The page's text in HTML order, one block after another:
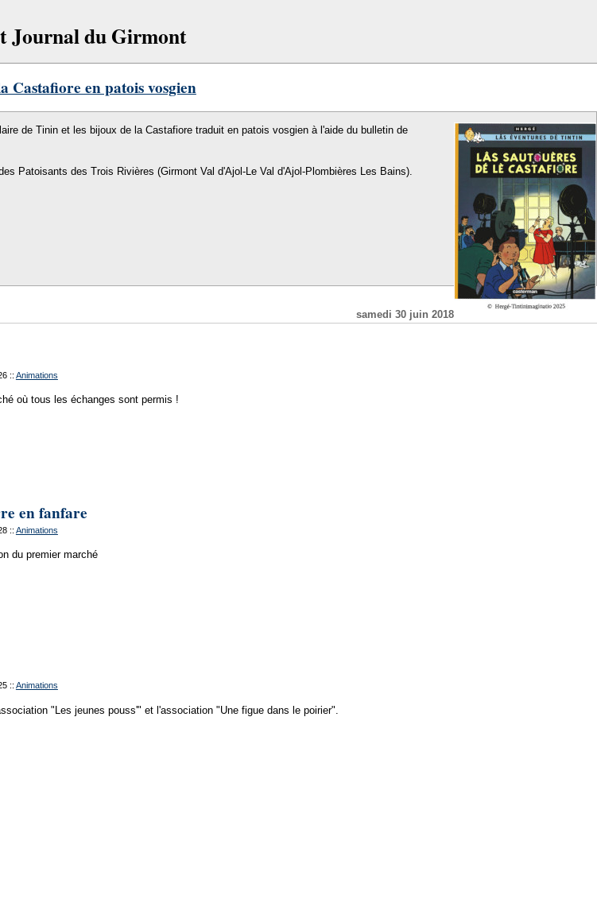
Journal du Girmont
Castafiore en patois vosgien
de Tinin et les bijoux de la Castafiore traduit en patois vosgien à l'aide du bulletin de
Patoisants des Trois Rivières (Girmont Val d'Ajol-Le Val d'Ajol-Plombières Les Bains).
samedi 30 juin 2018
:: Animations
où tous les échanges sont permis !
en fanfare
:: Animations
du premier marché
:: Animations
"Les jeunes pouss'" et l'association "Une figue dans le poirier".